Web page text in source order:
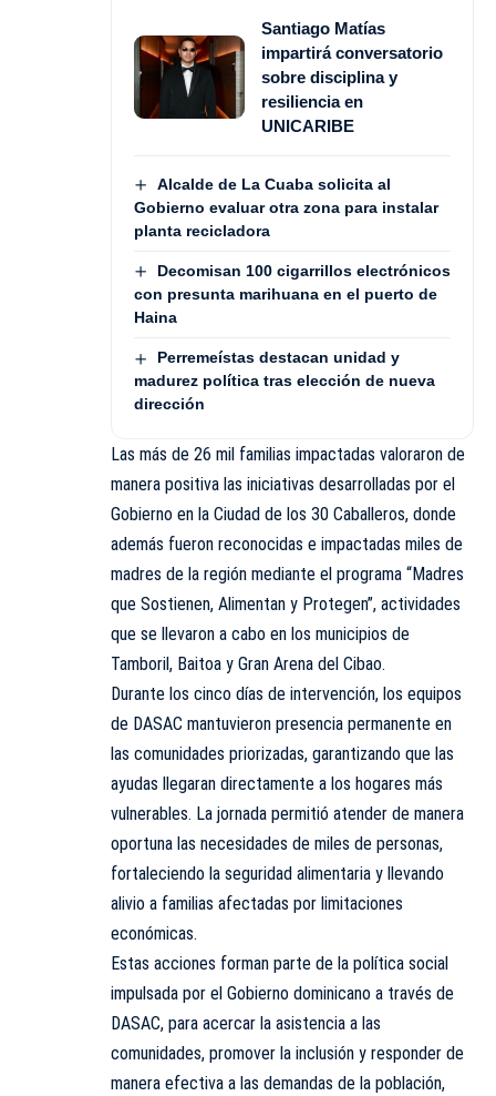
Santiago Matías
impartirá conversatorio
sobre disciplina y
resiliencia en
UNICARIBE
Alcalde de La Cuaba solicita al
Gobierno evaluar otra zona para instalar
planta recicladora
Decomisan 100 cigarrillos electrónicos
con presunta marihuana en el puerto de
Haina
Perremeístas destacan unidad y
madurez política tras elección de nueva
dirección
Las más de 26 mil familias impactadas valoraron de
manera positiva las iniciativas desarrolladas por el
Gobierno en la Ciudad de los 30 Caballeros, donde
además fueron reconocidas e impactadas miles de
madres de la región mediante el programa “Madres
que Sostienen, Alimentan y Protegen”, actividades
que se llevaron a cabo en los municipios de
Tamboril, Baitoa y Gran Arena del Cibao.
Durante los cinco días de intervención, los equipos
de DASAC mantuvieron presencia permanente en
las comunidades priorizadas, garantizando que las
ayudas llegaran directamente a los hogares más
vulnerables. La jornada permitió atender de manera
oportuna las necesidades de miles de personas,
fortaleciendo la seguridad alimentaria y llevando
alivio a familias afectadas por limitaciones
económicas.
Estas acciones forman parte de la política social
impulsada por el Gobierno dominicano a través de
DASAC, para acercar la asistencia a las
comunidades, promover la inclusión y responder de
manera efectiva a las demandas de la población,